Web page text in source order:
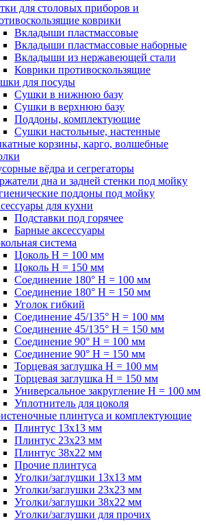
для столовых приборов и
коврики
Вкладыши пластмассовые
Вкладыши пластмассовые наборные
Вкладыши из нержавеющей стали
Коврики противоскользящие
для посуды
Сушки в нижнюю базу
Сушки в верхнюю базу
Поддоны, комплектующие
Сушки настольные, настенные
корзины, карго, волшебные
вёдра и сегрегаторы
дна и задней стенки под мойку
поддоны под мойку
для кухни
Подставки под горячее
Барные аксессуары
система
Цоколь H = 100 мм
Цоколь H = 150 мм
Соединение 180° H = 100 мм
Соединение 180° H = 150 мм
Уголок гибкий
Соединение 45/135° H = 100 мм
Соединение 45/135° H = 150 мм
Соединение 90° H = 100 мм
Соединение 90° H = 150 мм
Торцевая заглушка H = 100 мм
Торцевая заглушка H = 150 мм
Универсальное закругление H = 100 мм
Уплотнитель для цоколя
плинтуса и комплектующие
Плинтус 13х13 мм
Плинтус 23х23 мм
Плинтус 38х22 мм
Прочие плинтуса
Уголки/заглушки 13х13 мм
Уголки/заглушки 23х23 мм
Уголки/заглушки 38х22 мм
Уголки/заглушки для прочих